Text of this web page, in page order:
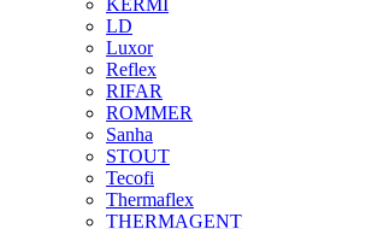
LD
Luxor
Reflex
RIFAR
ROMMER
Sanha
STOUT
Tecofi
Thermaflex
THERMAGENT